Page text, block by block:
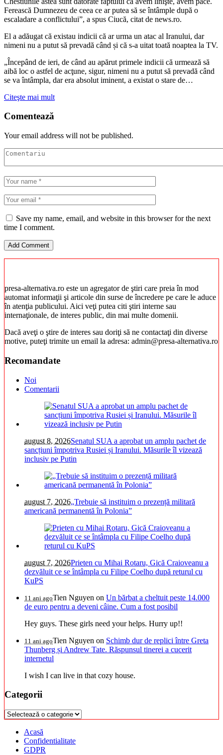
Ferească Dumnezeu de ceea ce ar putea să se întâmple după o
escaladare a conflictului”, a spus Ciucă, citat de news.ro.
El a adăugat că existau indicii că ar urma un atac al Iranului, dar
nimeni nu a putut să prevadă când și că s-a uitat toată noaptea la TV.
„Începând de ieri, de când au apărut primele indicii că urmează să
aibă loc o astfel de acţune, sigur, nimeni nu a putut să prevadă când
se va întâmpla, dar era absolut iminent, a existat o stare de…
Citeşte mai mult
Comentează
Your email address will not be published.
Save my name, email, and website in this browser for the next
time I comment.
presa-alternativa.ro este un agregator de ştiri care preia în mod
automat informaţii şi articole din surse de încredere pe care le aduce
în atenţia publicului. Aici veţi putea citi ştiri interne sau
internaţionale, de interes public, din mai multe domenii.
Dacă aveţi o ştire de interes sau doriţi să ne contactaţi din diverse
motive, puteţi trimite un email la adresa: admin@presa-alternativa.ro
Recomandate
Noi
Comentarii
august 8, 2026Senatul SUA a aprobat un amplu pachet de
sancțiuni împotriva Rusiei și Iranului. Măsurile îl vizează
inclusiv pe Putin
august 7, 2026„Trebuie să instituim o prezență militară
americană permanentă în Polonia”
august 7, 2026Prieten cu Mihai Rotaru, Gică Craioveanu a
dezvăluit ce se întâmpla cu Filipe Coelho după returul cu
KuPS
11 ani agoTien Nguyen on Un bărbat a cheltuit peste 14.000
de euro pentru a deveni câine. Cum a fost posibil
Hey guys. These girls need your helps. Hurry up!!
11 ani agoTien Nguyen on Schimb dur de replici între Greta
Thunberg și Andrew Tate. Răspunsul tinerei a cucerit
internetul
I wish I can live in that cozy house.
Categorii
Categorii
Acasă
Confidentialitate
GDPR